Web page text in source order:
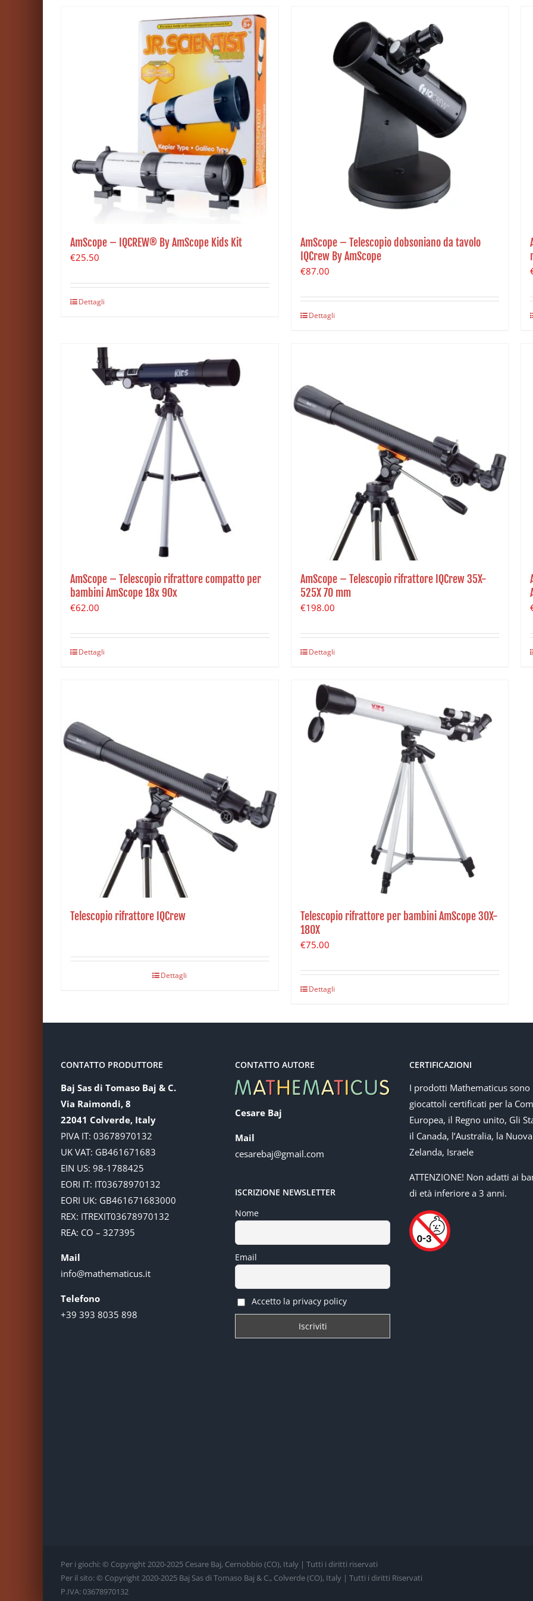
AmScope – IQCREW® By AmScope Kids Kit
€25.50
Dettagli
AmScope – Telescopio dobsoniano da tavolo
IQCrew By AmScope
€87.00
Dettagli
AmScope – Telescopio rifrattore compatto per
bambini AmScope 18x 90x
€62.00
Dettagli
AmScope – Telescopio rifrattore IQCrew 35X-
525X 70 mm
€198.00
Dettagli
Telescopio rifrattore IQCrew
Dettagli
Telescopio rifrattore per bambini AmScope 30X-
180X
€75.00
Dettagli
CONTATTO PRODUTTORE
Baj Sas di Tomaso Baj & C.
Via Raimondi, 8
22041 Colverde, Italy
PIVA IT: 03678970132
UK VAT: GB461671683
EIN US: 98-1788425
EORI IT: IT03678970132
EORI UK: GB461671683000
REX: ITREXIT03678970132
REA: CO – 327395
Mail
info@mathematicus.it
Telefono
+39 393 8035 898
CONTATTO AUTORE
Cesare Baj
Mail
cesarebaj@gmail.com
ISCRIZIONE NEWSLETTER
Nome
Email
Accetto la privacy policy
CERTIFICAZIONI
I prodotti Mathematicus sono
giocattoli certificati per la
Europea, il Regno unito, Gli
il Canada, l’Australia, la Nuova
Zelanda, Israele
ATTENZIONE! Non adatti ai
di età inferiore a 3 anni.
Per i giochi: © Copyright 2020-2025 Cesare Baj, Cernobbio (CO), Italy | Tutti i diritti riservati
Per il sito: © Copyright 2020-2025 Baj Sas di Tomaso Baj & C., Colverde (CO), Italy | Tutti i diritti Riservati
P.IVA: 03678970132